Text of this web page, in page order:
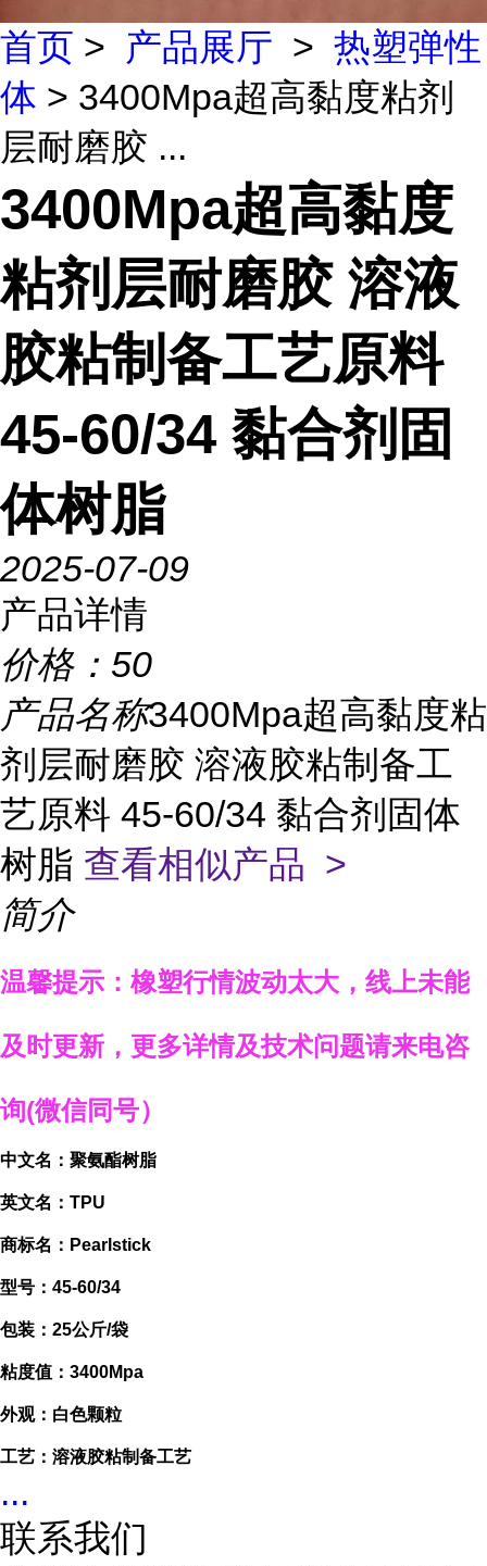
首页 > 产品展厅 > 热塑弹性
体 > 3400Mpa超高黏度粘剂
层耐磨胶 ...
3400Mpa超高黏度
粘剂层耐磨胶 溶液
胶粘制备工艺原料
45-60/34 黏合剂固
体树脂
2025-07-09
产品详情
价格： 50
产品名称3400Mpa超高黏度粘
剂层耐磨胶 溶液胶粘制备工
艺原料 45-60/34 黏合剂固体
树脂 查看相似产品 >
简介
温馨提示： 橡塑行情波动太大，线上未能
及时更新， 更多详情及技术问题请来电咨
询(微信同号）
中文名：聚氨酯树脂
英文名：TPU
商标名： Pearlstick
型号： 45-60/34
包装：25公斤/袋
粘度值：3400Mpa
外观：白色颗粒
工艺：溶液胶粘制备工艺
...
联系我们